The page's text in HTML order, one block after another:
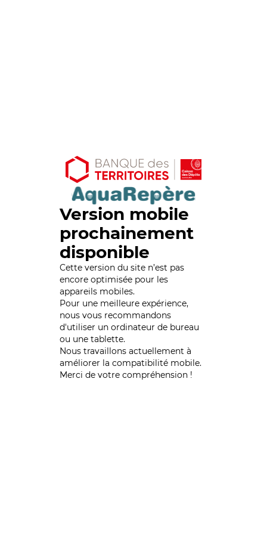
Version mobile
prochainement
disponible
Cette version du site n’est pas
encore optimisée pour les
appareils mobiles.
Pour une meilleure expérience,
nous vous recommandons
d'utiliser un ordinateur de bureau
ou une tablette.
Nous travaillons actuellement à
améliorer la compatibilité mobile.
Merci de votre compréhension !